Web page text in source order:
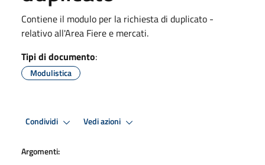
Contiene il modulo per la richiesta di duplicato -
relativo all'Area Fiere e mercati.
Tipi di documento:
Modulistica
Condividi Vedi azioni
Argomenti: